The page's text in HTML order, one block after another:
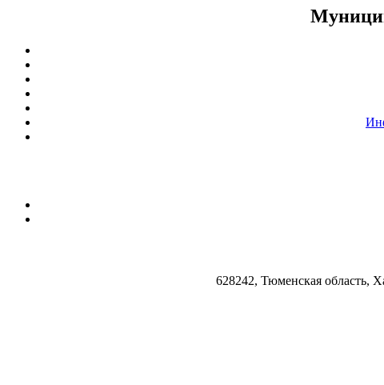
628242, Тюменская область,